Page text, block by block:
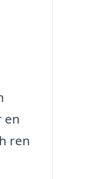
en
ren